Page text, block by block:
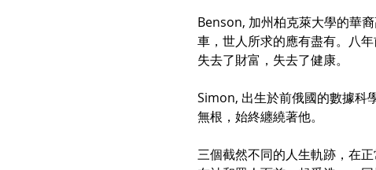
Benson, 加州柏克萊大學的華
車，世人所求的應有盡有。八
失去了財富，失去了健康。
Simon, 出生於前俄國的數據科
無根，始終纏繞著他。
三個截然不同的人生軌跡，在